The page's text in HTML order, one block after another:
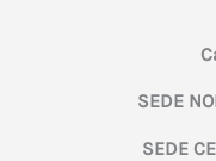
SEDE
SEDE